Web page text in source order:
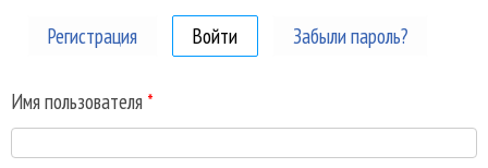
Регистрация Войти (активная вкладка)
Забыли пароль?
Имя пользователя *